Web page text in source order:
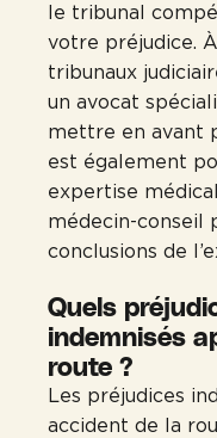
le tribunal
votre préjudice.
tribunaux
un avocat
mettre en avant
est également
expertise
médecin-conseil
conclusions de
Quels
indemnisés
route ?
Les préjudices
accident de la